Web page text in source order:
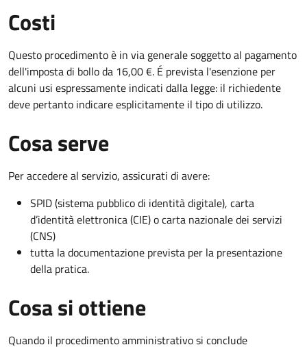
Costi
Questo procedimento è in via generale soggetto al pagamento
dell'imposta di bollo da 16,00 €. É prevista l'esenzione per
alcuni usi espressamente indicati dalla legge: il richiedente
deve pertanto indicare esplicitamente il tipo di utilizzo.
Cosa serve
Per accedere al servizio, assicurati di avere:
SPID (sistema pubblico di identità digitale), carta
d’identità elettronica (CIE) o carta nazionale dei servizi
(CNS)
tutta la documentazione prevista per la presentazione
della pratica.
Cosa si ottiene
Quando il procedimento amministrativo si conclude